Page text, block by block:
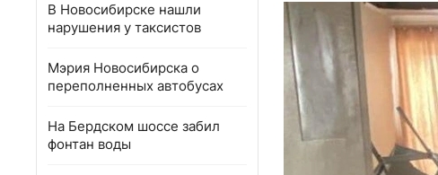
В Новосибирске нашли
нарушения у таксистов
Мэрия Новосибирска о
переполненных автобусах
На Бердском шоссе забил
фонтан воды